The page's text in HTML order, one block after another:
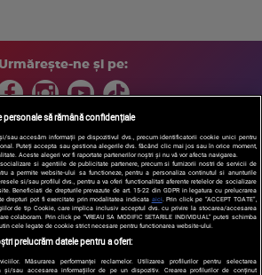
Urmărește-ne și pe:
© 2026 / DIGI ROMANIA S.A.
presă Politica de confidentialitate
Termeni
preferințele| Contact/Info Codul etic
personale să rămână confidențiale
sau accesăm informații pe dispozitivul dvs., precum identificatorii cookie unici pentru
Puteți accepta sau gestiona alegerile dvs. făcând clic mai jos sau în orice moment,
Aceste alegeri vor fi raportate partenerilor noștri și nu vă vor afecta navigarea.
si agentiile de publicitate partenere, precum si furnizorii nostri de servicii de
a permite website-ului sa functioneze, pentru a personaliza continutul si anunturile
si/sau profilul dvs., pentru a va oferi functionalitati aferente retelelor de socializare
Beneficiati de drepturile prevazute de art. 15-22 din GDPR in legatura cu prelucrarea
drepturi pot fi exercitate prin modalitatea indicata aici. Prin click pe “ACCEPT TOATE”,
de tip Cookie, care implica inclusiv acceptul dvs. cu privire la stocarea/accesarea
colaboram. Prin click pe “VREAU SA MODIFIC SETARILE INDIVIDUAL” puteti schimba
cele legate de cookie strict necesare pentru functionarea website-ului.
prelucrăm datele pentru a oferi:
Măsurarea performanței reclamelor. Utilizarea profilurilor pentru selectarea
și/sau accesarea informațiilor de pe un dispozitiv. Crearea profilurilor de conținut